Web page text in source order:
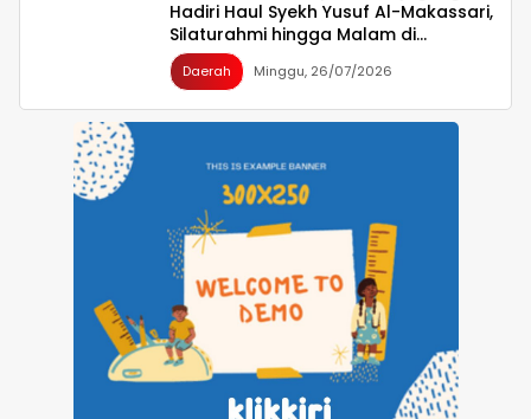
Hadiri Haul Syekh Yusuf Al-Makassari,
Silaturahmi hingga Malam di
Makassar
Daerah Minggu, 26/07/2026